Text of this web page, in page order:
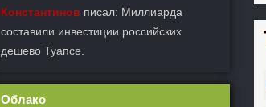
Константинов писал: Миллиарда
составили инвестиции российских
дешево Туапсе.
Облако